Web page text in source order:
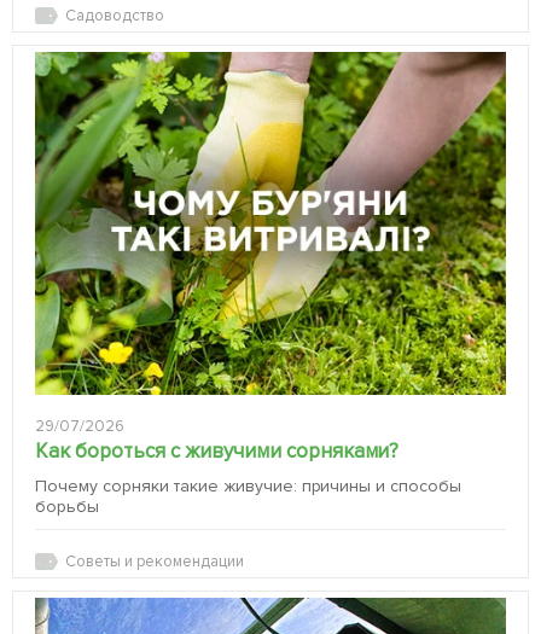
Садоводство
29/07/2026
Как бороться с живучими сорняками?
Почему сорняки такие живучие: причины и способы
борьбы
Советы и рекомендации